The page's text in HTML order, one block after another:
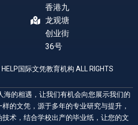
香港九
龙观塘
创业街
36号
国际文凭教育机构 ALL RIGHTS
海的相遇，让我们有机会向您展示我们的
的文凭，源于多年的专业研究与提升，
术，结合学校出产的毕业纸，让您的文